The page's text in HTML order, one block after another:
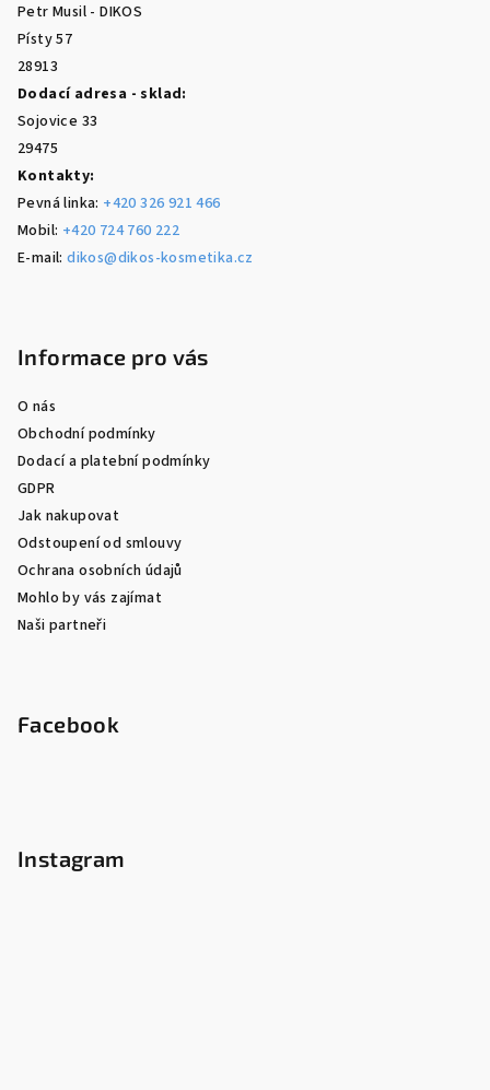
Petr Musil - DIKOS
Písty 57
28913
Dodací adresa - sklad:
Sojovice 33
29475
Kontakty:
Pevná linka: +420 326 921 466
Mobil: +420 724 760 222
E-mail:dikos@dikos-kosmetika.cz
Informace pro vás
O nás
Obchodní podmínky
Dodací a platební podmínky
GDPR
Jak nakupovat
Odstoupení od smlouvy
Ochrana osobních údajů
Mohlo by vás zajímat
Naši partneři
Facebook
Instagram